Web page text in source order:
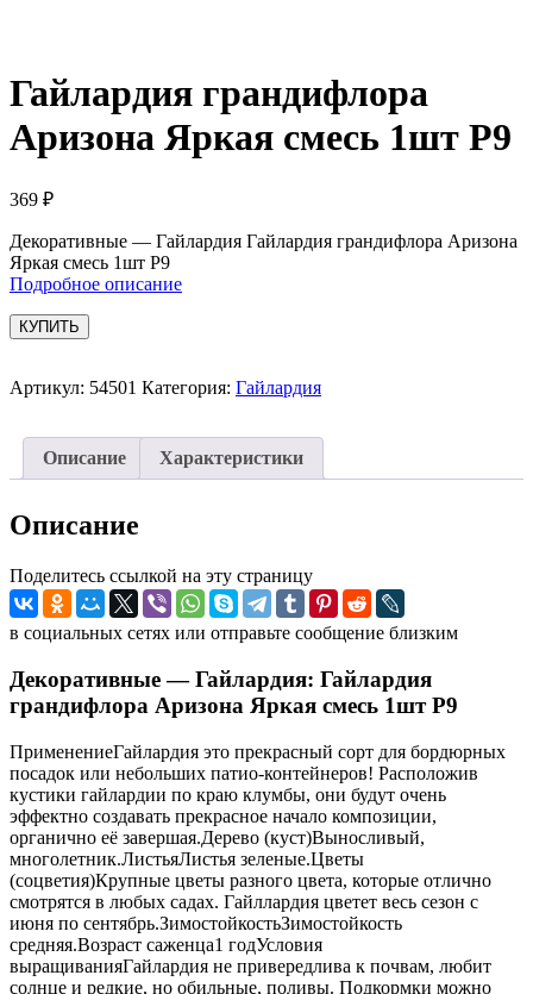
Гайлардия грандифлора
Аризона Яркая смесь 1шт Р9
369 ₽
Декоративные — Гайлардия Гайлардия грандифлора Аризона
Яркая смесь 1шт Р9
Подробное описание
КУПИТЬ
Артикул: 54501 Категория: Гайлардия
Описание Характеристики
Описание
Поделитесь ссылкой на эту страницу
в социальных сетях или отправьте сообщение близким
Декоративные — Гайлардия: Гайлардия
грандифлора Аризона Яркая смесь 1шт Р9
ПрименениеГайлардия это прекрасный сорт для бордюрных
посадок или небольших патио-контейнеров! Расположив
кустики гайлардии по краю клумбы, они будут очень
эффектно создавать прекрасное начало композиции,
органично её завершая.Дерево (куст)Выносливый,
многолетник.ЛистьяЛистья зеленые.Цветы
(соцветия)Крупные цветы разного цвета, которые отлично
смотрятся в любых садах. Гайллардия цветет весь сезон с
июня по сентябрь.ЗимостойкостьЗимостойкость
средняя.Возраст саженца1 годУсловия
выращиванияГайлардия не привередлива к почвам, любит
солнце и редкие, но обильные, поливы. Подкормки можно